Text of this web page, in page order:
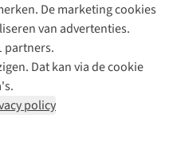
De marketing cookies
van advertenties.
partners.
Dat kan via de cookie
policy